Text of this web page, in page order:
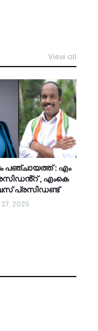
View all
പഞ്ചായത്ത് : എം
, എംകെ
പ്രസിഡണ്ട്
2025